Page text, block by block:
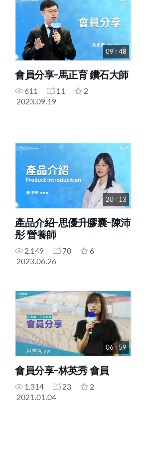
09 : 48
會員分享-馬正育 鑽石大師
611 11
2
2023.09.19
20 : 13
產品介紹-思優升膠囊-陳沛
彤 營養師
2,149 70
6
2023.06.26
06 : 59
會員分享-林英秀 會員
1,314 23
2
2021.01.04